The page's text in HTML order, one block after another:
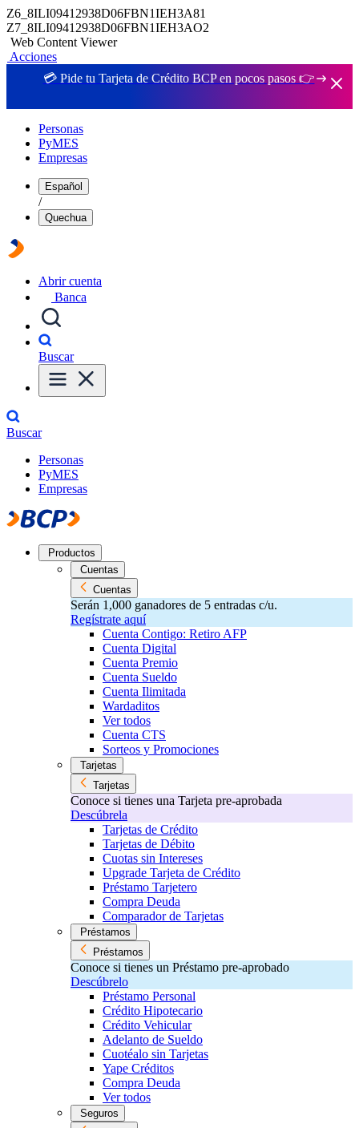
Z6_8ILI09412938D06FBN1IEH3A81
Z7_8ILI09412938D06FBN1IEH3AO2
Web Content Viewer
Acciones
💳 Pide tu Tarjeta de Crédito BCP en pocos pasos 👉
Personas
PyMES
Empresas
Español
/
Quechua
Abrir cuenta
Banca
Buscar
Buscar
Personas
PyMES
Empresas
Productos
Cuentas
Cuentas
Serán 1,000 ganadores de 5 entradas c/u.
Regístrate aquí
Cuenta Contigo: Retiro AFP
Cuenta Digital
Cuenta Premio
Cuenta Sueldo
Cuenta Ilimitada
Wardaditos
Ver todos
Cuenta CTS
Sorteos y Promociones
Tarjetas
Tarjetas
Conoce si tienes una Tarjeta pre-aprobada
Descúbrela
Tarjetas de Crédito
Tarjetas de Débito
Cuotas sin Intereses
Upgrade Tarjeta de Crédito
Préstamo Tarjetero
Compra Deuda
Comparador de Tarjetas
Préstamos
Préstamos
Conoce si tienes un Préstamo pre-aprobado
Descúbrelo
Préstamo Personal
Crédito Hipotecario
Crédito Vehicular
Adelanto de Sueldo
Cuotéalo sin Tarjetas
Yape Créditos
Compra Deuda
Ver todos
Seguros